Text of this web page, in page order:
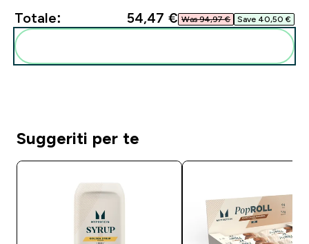
Totale: 54,47 €‎ Was 94,97 €‎ Save 40,50 €‎
Suggeriti per te